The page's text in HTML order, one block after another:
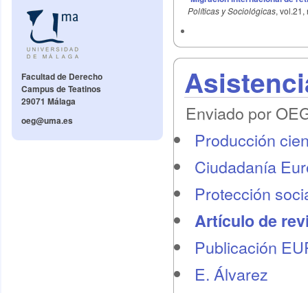
Facultad de Derecho
Campus de Teatinos
29071 Málaga
oeg@uma.es
Políticas y Sociológicas, vol.21,
Enviado por
Producción
Ciudadanía
Protección
Artículo de
Publicación
E. Álvarez